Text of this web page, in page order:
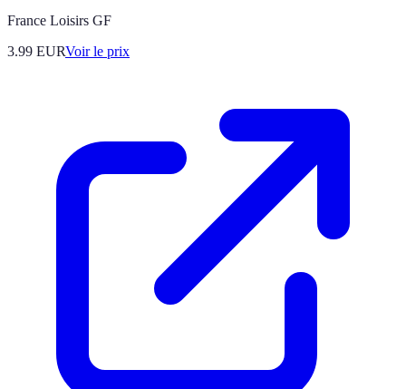
France Loisirs GF
3.99 EURVoir le prix